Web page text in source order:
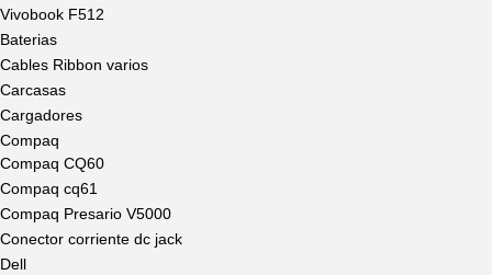
Vivobook F512
Baterias
Cables Ribbon varios
Carcasas
Cargadores
Compaq
Compaq CQ60
Compaq cq61
Compaq Presario V5000
Conector corriente dc jack
Dell